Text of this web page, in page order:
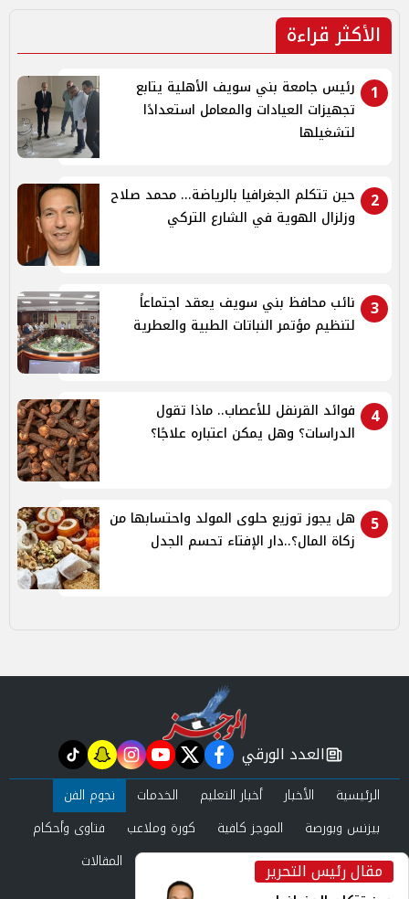
الأكثر قراءة
1
رئيس جامعة بني سويف الأهلية يتابع
تجهيزات العيادات والمعامل استعدادًا
لتشغيلها
2
حين تتكلم الجغرافيا بالرياضة... محمد صلاح
وزلزال الهوية في الشارع التركي
3
نائب محافظ بني سويف يعقد اجتماعاً
لتنظيم مؤتمر النباتات الطبية والعطرية
4
فوائد القرنفل للأعصاب.. ماذا تقول
الدراسات؟ وهل يمكن اعتباره علاجًا؟
5
هل يجوز توزيع حلوى المولد واحتسابها من
زكاة المال؟..دار الإفتاء تحسم الجدل
مقال رئيس التحرير
newspaper
العدد الورقي facebook
twitter
youtube
instagram
snapchat
tiktok
الرئيسية الأخبار أخبار التعليم الخدمات
نجوم الفن
بيزنس وبورصة
الموجز كافية كورة وملاعب
فتاوى وأحكام
صحة وجمال
عرب وعالم حوادث ومحاكم
المقالات
العدد الورقي